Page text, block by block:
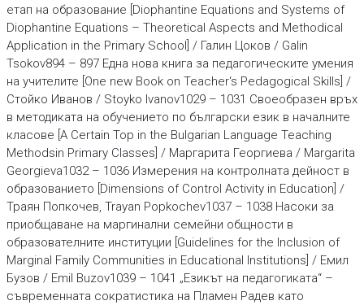
етап на образование [Diophantine Equations and Systems of
Diophantine Equations – Theoretical Aspects and Methodical
Application in the Primary School] / Галин Цоков / Galin
Tsokov894 – 897 Една нова книга за педагогическите умения
на учителите [One new Book on Teacher‘s Pedagogical Skills] /
Стойко Иванов / Stoyko Ivanov1029 – 1031 Своеобразен връх
в методиката на обучението по български език в началните
класове [A Certain Top in the Bulgarian Language Teaching
Methodsin Primary Classes] / Маргарита Георгиева / Мargarita
Georgieva1032 – 1036 Измерения на контролната дейност в
образованието [Dimensions of Control Activity in Education] /
Траян Попкочев, Trayan Popkochev1037 – 1038 Насоки за
приобщаване на маргинални семейни общности в
образователните институции [Guidelines for the Inclusion of
Marginal Family Communities in Educational Institutions] / Емил
Бузов / Emil Buzov1039 – 1041 „Eзикът на педагогиката“ –
съвременната сократистика на Пламен Радев като